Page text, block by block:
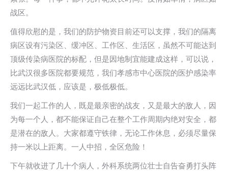
战区。
值得欣慰的是，我们的防护物资目前还可以支撑，我们的隔离
病区设有污染区、缓冲区、工作区、生活区，虽然不可能达到
顶级传染病医院的标配，但是因地制宜能建成这样，可以说，
比武汉很多医院都要规范，我们孝感市中心医院的医护感染率
远远比武汉低，应该是，极低极低。
我们一起工作的人，既是最亲密的战友，又是最大的敌人，因
为每一个人，都不能保证自己在整个工作周期内绝对安全，都
是潜在的敌人。大家都遵守铁律，无论工作休息，必须尽量保
持一米以上距离。一人中招，全区危险！
下午就收进了几十个病人，外科系统两位壮士自告奋勇打头阵